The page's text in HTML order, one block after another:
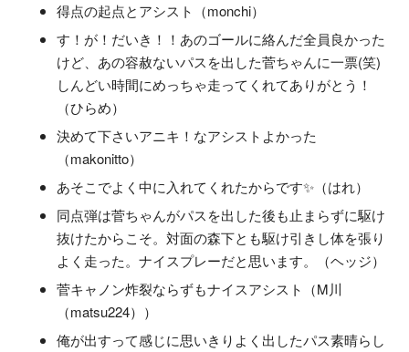
得点の起点とアシスト（monchi）
す！が！だいき！！あのゴールに絡んだ全員良かった
けど、あの容赦ないパスを出した菅ちゃんに一票(笑)
しんどい時間にめっちゃ走ってくれてありがとう！
（ひらめ）
決めて下さいアニキ！なアシストよかった
（makonitto）
あそこでよく中に入れてくれたからです✨（はれ）
同点弾は菅ちゃんがパスを出した後も止まらずに駆け
抜けたからこそ。対面の森下とも駆け引きし体を張り
よく走った。ナイスプレーだと思います。（ヘッジ）
菅キャノン炸裂ならずもナイスアシスト（M川
（matsu224））
俺が出すって感じに思いきりよく出したパス素晴らし